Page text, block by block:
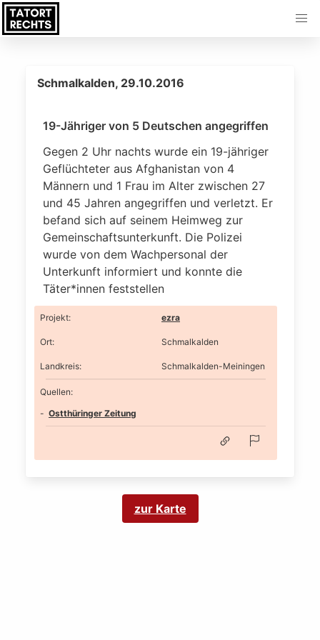
Schmalkalden, 29.10.2016
19-Jähriger von 5 Deutschen angegriffen
Gegen 2 Uhr nachts wurde ein 19-jähriger
Geflüchteter aus Afghanistan von 4
Männern und 1 Frau im Alter zwischen 27
und 45 Jahren angegriffen und verletzt. Er
befand sich auf seinem Heimweg zur
Gemeinschaftsunterkunft. Die Polizei
wurde von dem Wachpersonal der
Unterkunft informiert und konnte die
Täter*innen feststellen
Projekt: ezra
Ort: Schmalkalden
Landkreis: Schmalkalden-Meiningen
Quellen:
Ostthüringer Zeitung
zur Karte